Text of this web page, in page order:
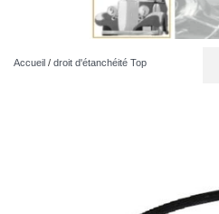
Accueil / droit d'étanchéité Top